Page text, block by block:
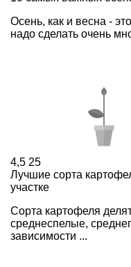
Осень, как и весна -
надо сделать очень
4,5 25
Лучшие сорта
участке
Сорта картофеля
среднеспелые,
зависимости ...